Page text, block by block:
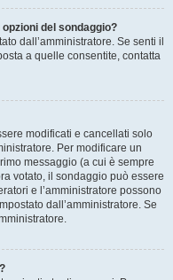
del sondaggio?
dall’amministratore. Se senti il
a quelle consentite, contatta
modificati e cancellati solo
Per modificare un
messaggio (a cui è sempre
votato, il sondaggio può essere
e l’amministratore possono
dall’amministratore. Se